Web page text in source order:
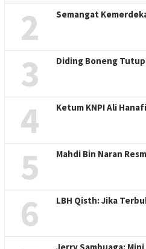
2 Semangat
3 Diding Boneng
4 Ketum KNPI Ali
5 Mahdi Bin Naran
6 LBH Qisth: Jika